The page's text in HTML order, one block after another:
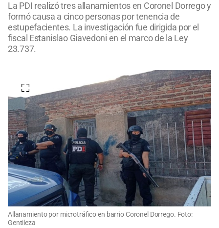
La PDI realizó tres allanamientos en Coronel Dorrego y
formó causa a cinco personas por tenencia de
estupefacientes. La investigación fue dirigida por el
fiscal Estanislao Giavedoni en el marco de la Ley
23.737.
Allanamiento por microtráfico en barrio Coronel Dorrego. Foto:
Gentileza